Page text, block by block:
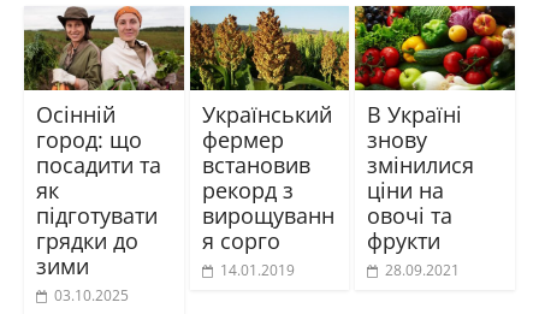
Осінній
город: що
посадити та
як
підготувати
грядки до
зими
03.10.2025
Український
фермер
встановив
рекорд з
вирощуванн
я сорго
14.01.2019
В Україні
знову
змінилися
ціни на
овочі та
фрукти
28.09.2021